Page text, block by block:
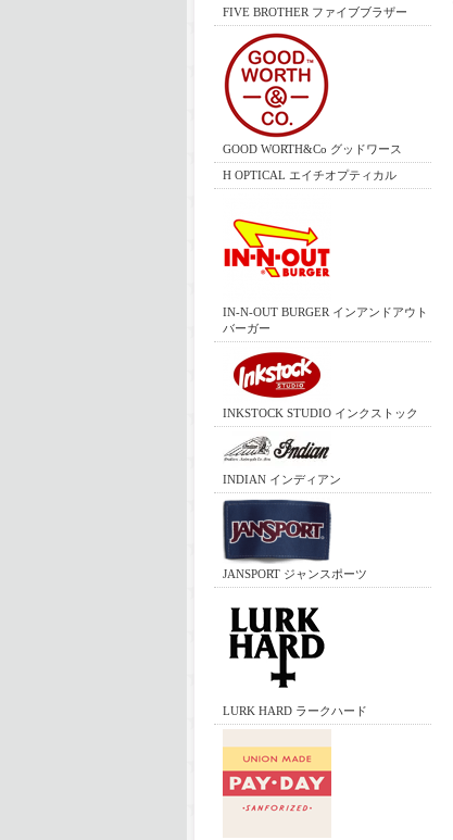
FIVE BROTHER ファイブブラザー
GOOD WORTH&Co グッドワース
H OPTICAL エイチオプティカル
IN-N-OUT BURGER インアンドアウト
バーガー
INKSTOCK STUDIO インクストック
INDIAN インディアン
JANSPORT ジャンスポーツ
LURK HARD ラークハード